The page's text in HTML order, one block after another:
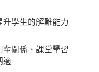
學生的解難能力
關係、課堂學習
適